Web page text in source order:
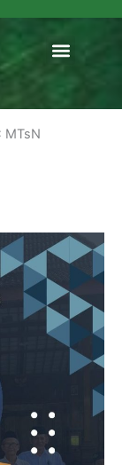
Menu
MTsN